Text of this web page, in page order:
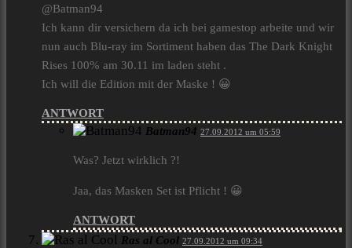
@Batman94
Ich kann dir versichern da ich bei gamestop arbeite und wir
nun auch Blu-ray im Sortiment haben das The Dark Knight
Rises 100% am 30.11 im laden steht .
Ich will die Edition mit der Maske ! 😀
ANTWORT
Batman94 27.09.2012 um 05:59
Was? Jetzt wirklich ?!
Jaa, das Masken Set ist Pflicht ! 😀
ANTWORT
Ras al Cool 27.09.2012 um 09:34